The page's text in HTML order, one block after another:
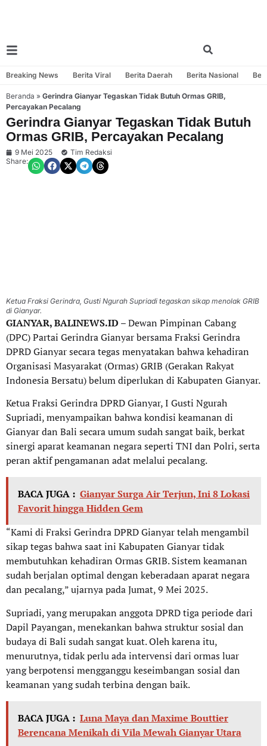
Breaking News Berita Viral Berita Daerah Berita Nasional
Beranda » Gerindra Gianyar Tegaskan Tidak Butuh Ormas GRIB,
Percayakan Pecalang
Gerindra Gianyar Tegaskan Tidak Butuh
Ormas GRIB, Percayakan Pecalang
9 Mei 2025
Tim Redaksi
Share:
Ketua Fraksi Gerindra, Gusti Ngurah Supriadi tegaskan sikap menolak GRIB
di Gianyar.
GIANYAR, BALINEWS.ID– Dewan Pimpinan Cabang
(DPC) Partai Gerindra Gianyar bersama Fraksi Gerindra
DPRD Gianyar secara tegas menyatakan bahwa kehadiran
Organisasi Masyarakat (Ormas) GRIB (Gerakan Rakyat
Indonesia Bersatu) belum diperlukan di Kabupaten Gianyar.
Ketua Fraksi Gerindra DPRD Gianyar, I Gusti Ngurah
Supriadi, menyampaikan bahwa kondisi keamanan di
Gianyar dan Bali secara umum sudah sangat baik, berkat
sinergi aparat keamanan negara seperti TNI dan Polri, serta
peran aktif pengamanan adat melalui pecalang.
BACA JUGA : Gianyar Surga Air Terjun, Ini 8 Lokasi
Favorit hingga Hidden Gem
“Kami di Fraksi Gerindra DPRD Gianyar telah mengambil
sikap tegas bahwa saat ini Kabupaten Gianyar tidak
membutuhkan kehadiran Ormas GRIB. Sistem keamanan
sudah berjalan optimal dengan keberadaan aparat negara
dan pecalang,” ujarnya pada Jumat, 9 Mei 2025.
Supriadi, yang merupakan anggota DPRD tiga periode dari
Dapil Payangan, menekankan bahwa struktur sosial dan
budaya di Bali sudah sangat kuat. Oleh karena itu,
menurutnya, tidak perlu ada intervensi dari ormas luar
yang berpotensi mengganggu keseimbangan sosial dan
keamanan yang sudah terbina dengan baik.
BACA JUGA : Luna Maya dan Maxime Bouttier
Berencana Menikah di Vila Mewah Gianyar Utara